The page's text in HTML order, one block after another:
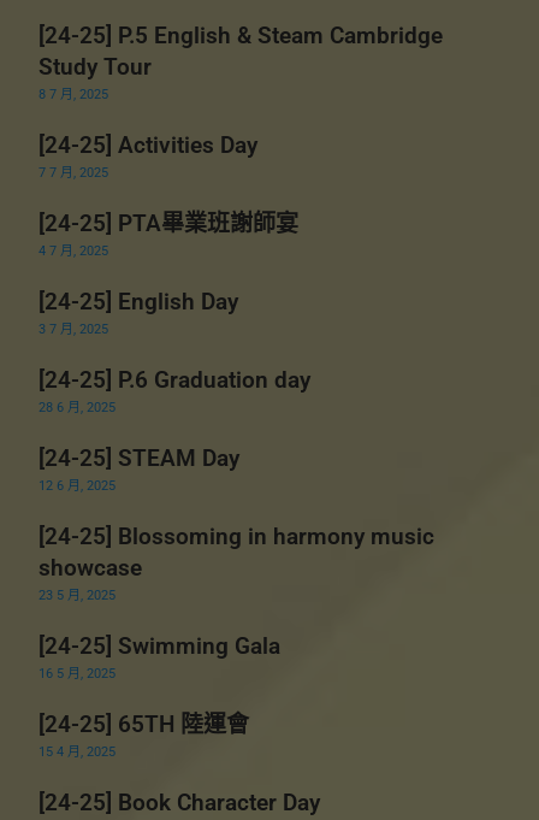
[24-25] P.5 English & Steam Cambridge
Study Tour
8 7 月, 2025
[24-25] Activities Day
7 7 月, 2025
[24-25] PTA畢業班謝師宴
4 7 月, 2025
[24-25] English Day
3 7 月, 2025
[24-25] P.6 Graduation day
28 6 月, 2025
[24-25] STEAM Day
12 6 月, 2025
[24-25] Blossoming in harmony music
showcase
23 5 月, 2025
[24-25] Swimming Gala
16 5 月, 2025
[24-25] 65TH 陸運會
15 4 月, 2025
[24-25] Book Character Day